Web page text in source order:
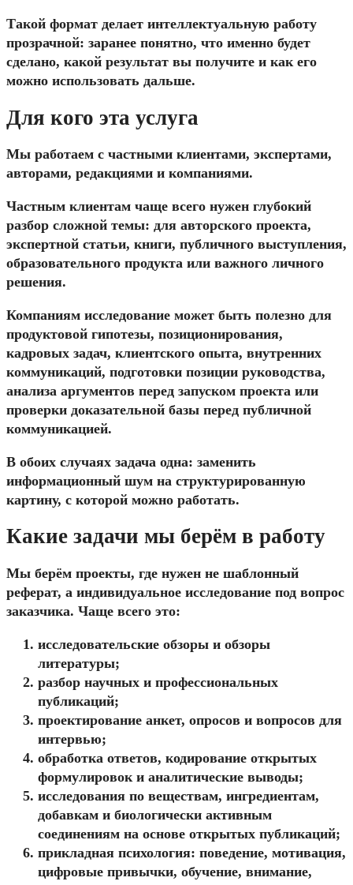
Такой формат делает интеллектуальную работу
прозрачной: заранее понятно, что именно будет
сделано, какой результат вы получите и как его
можно использовать дальше.
Для кого эта услуга
Мы работаем с частными клиентами, экспертами,
авторами, редакциями и компаниями.
Частным клиентам чаще всего нужен глубокий
разбор сложной темы: для авторского проекта,
экспертной статьи, книги, публичного выступления,
образовательного продукта или важного личного
решения.
Компаниям исследование может быть полезно для
продуктовой гипотезы, позиционирования,
кадровых задач, клиентского опыта, внутренних
коммуникаций, подготовки позиции руководства,
анализа аргументов перед запуском проекта или
проверки доказательной базы перед публичной
коммуникацией.
В обоих случаях задача одна: заменить
информационный шум на структурированную
картину, с которой можно работать.
Какие задачи мы берём в работу
Мы берём проекты, где нужен не шаблонный
реферат, а индивидуальное исследование под вопрос
заказчика. Чаще всего это:
исследовательские обзоры и обзоры
литературы;
разбор научных и профессиональных
публикаций;
проектирование анкет, опросов и вопросов для
интервью;
обработка ответов, кодирование открытых
формулировок и аналитические выводы;
исследования по веществам, ингредиентам,
добавкам и биологически активным
соединениям на основе открытых публикаций;
прикладная психология: поведение, мотивация,
цифровые привычки, обучение, внимание,